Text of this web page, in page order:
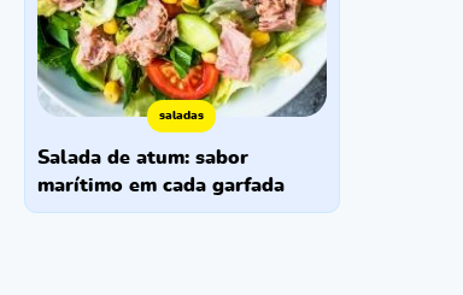
saladas
salada de atum: sabor
marítimo em cada garfada